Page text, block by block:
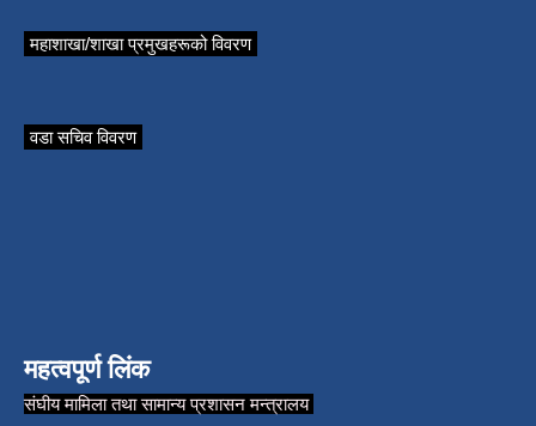
महाशाखा/शाखा प्रमुखहरूको विवरण
वडा सचिव विवरण
महत्वपूर्ण लिंक
संघीय मामिला तथा सामान्य प्रशासन मन्त्रालय